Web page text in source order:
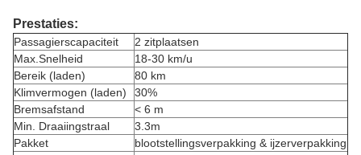
Prestaties:
Passagierscapaciteit
2 zitplaatsen
Max.Snelheid
18-30 km/u
Bereik (laden)
80 km
Klimvermogen (laden)
30%
Bremsafstand
< 6 m
Min. Draaiingstraal
3.3m
Pakket
blootstellingsverpakking & ijzerverpakking